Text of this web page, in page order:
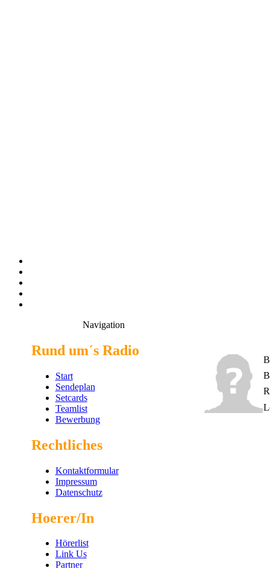
Navigation
Rund um´s Radio
Start
Sendeplan
Setcards
Teamlist
Bewerbung
Rechtliches
Kontaktformular
Impressum
Datenschutz
Hoerer/In
Hörerlist
Link Us
Partner